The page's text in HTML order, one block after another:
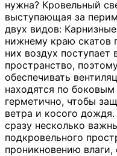
нужна? Кровельный
выступающая за
двух видов:
нижнему краю скатов
них воздух поступает
пространство,
обеспечивать
находятся по
герметично, чтобы
ветра и косого
сразу несколько
подкровельного
проникновению влаги,